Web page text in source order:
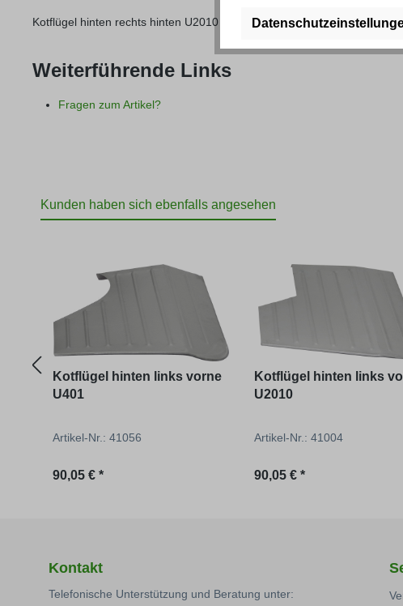
Kotflügel hinten rechts hinten U2010
Weiterführende Links
Fragen zum Artikel?
Kunden haben sich ebenfalls angesehen
Kotflügel hinten links vorne
U401
Artikel-Nr.: 41056
Regulärer Preis:
90,05 € *
Kotflügel hinten links
U2010
Artikel-Nr.: 41004
Regulärer Preis:
90,05 € *
Kontakt
Telefonische Unterstützung und Beratung unter: